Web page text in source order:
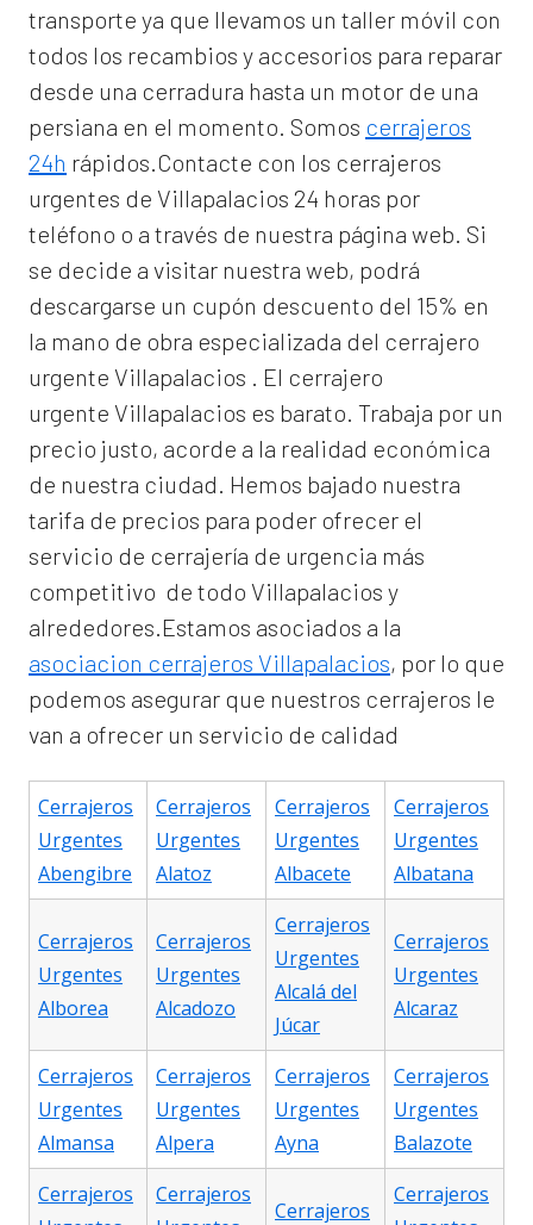
transporte ya que llevamos un taller móvil con
todos los recambios y accesorios para reparar
desde una cerradura hasta un motor de una
persiana en el momento. Somos cerrajeros
24h rápidos.Contacte con los cerrajeros
urgentes de Villapalacios 24 horas por
teléfono o a través de nuestra página web. Si
se decide a visitar nuestra web, podrá
descargarse un cupón descuento del 15% en
la mano de obra especializada del cerrajero
urgente Villapalacios . El cerrajero
urgente Villapalacios es barato. Trabaja por un
precio justo, acorde a la realidad económica
de nuestra ciudad. Hemos bajado nuestra
tarifa de precios para poder ofrecer el
servicio de cerrajería de urgencia más
competitivo de todo Villapalacios y
alrededores.Estamos asociados a la
asociacion cerrajeros Villapalacios, por lo que
podemos asegurar que nuestros cerrajeros le
van a ofrecer un servicio de calidad
Cerrajeros
Urgentes
Abengibre
Cerrajeros
Urgentes
Alatoz
Cerrajeros
Urgentes
Albacete
Cerrajeros
Urgentes
Albatana
Cerrajeros
Urgentes
Alborea
Cerrajeros
Urgentes
Alcadozo
Cerrajeros
Urgentes
Alcalá del
Júcar
Cerrajeros
Urgentes
Alcaraz
Cerrajeros
Urgentes
Almansa
Cerrajeros
Urgentes
Alpera
Cerrajeros
Urgentes
Ayna
Cerrajeros
Urgentes
Balazote
Cerrajeros
Cerrajeros
Cerrajeros
Cerrajeros